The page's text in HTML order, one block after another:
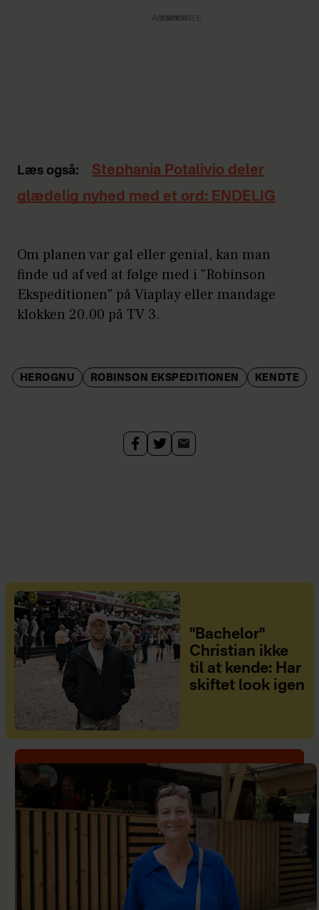
Annonce
Læs også:
Stephania Potalivio deler
glædelig nyhed med et ord: ENDELIG
Om planen var gal eller genial, kan man
finde ud af ved at følge med i "Robinson
Ekspeditionen" på Viaplay eller mandage
klokken 20.00 på TV 3.
HEROGNU ROBINSON EKSPEDITIONEN KENDTE
"Bachelor"
Christian ikke
til at kende: Har
skiftet look igen